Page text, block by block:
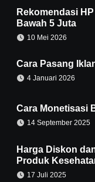
Rekomendasi
Bawah 5 Juta
10 Mei 2026
Cara Pasang
4 Januari 2026
Cara Monetisasi
14 September 2025
Harga Diskon
Produk
17 Juli 2025